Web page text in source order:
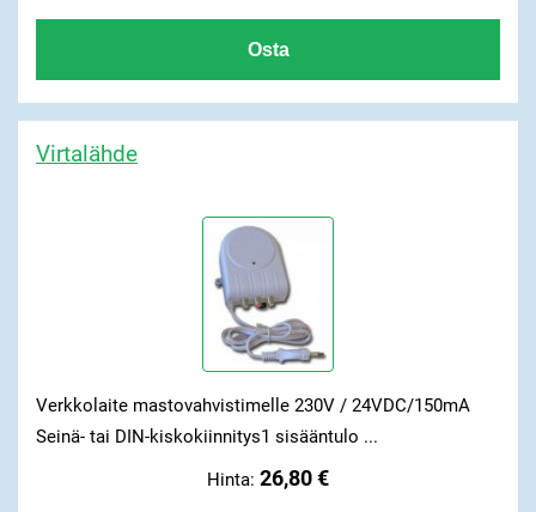
Virtalähde
Verkkolaite mastovahvistimelle 230V / 24VDC/150mA
Seinä- tai DIN-kiskokiinnitys1 sisääntulo ...
Hinta: 26,80 €